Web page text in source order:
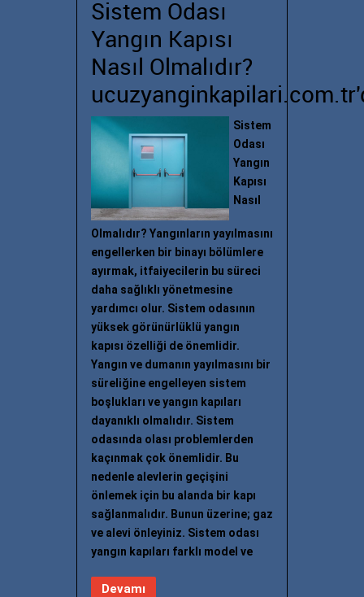
Sistem Odası
Yangın Kapısı
Nasıl Olmalıdır?
Sistem
Odası
Yangın
Kapısı
Nasıl
Olmalıdır? Yangınların yayılmasını
engellerken bir binayı bölümlere
ayırmak, itfaiyecilerin bu süreci
daha sağlıklı yönetmesine
yardımcı olur. Sistem odasının
yüksek görünürlüklü yangın
kapısı özelliği de önemlidir.
Yangın ve dumanın yayılmasını bir
süreliğine engelleyen sistem
boşlukları ve yangın kapıları
dayanıklı olmalıdır. Sistem
odasında olası problemlerden
kaçınmak çok önemlidir. Bu
nedenle alevlerin geçişini
önlemek için bu alanda bir kapı
sağlanmalıdır. Bunun üzerine; gaz
ve alevi önleyiniz. Sistem odası
yangın kapıları farklı model ve
Devamı